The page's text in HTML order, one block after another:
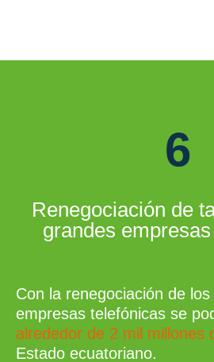
6
Renegociación de
grandes
Con la renegociación de
empresas telefónicas se
alrededor de 2 mil millones
Estado ecuatoriano.